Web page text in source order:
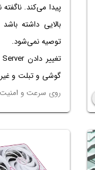
بالایی داشته
توصیه نمی‌شود.
گوشی و تبلت و
روی سرعت و امنیت
استیشن و
می‌پردازیم. با